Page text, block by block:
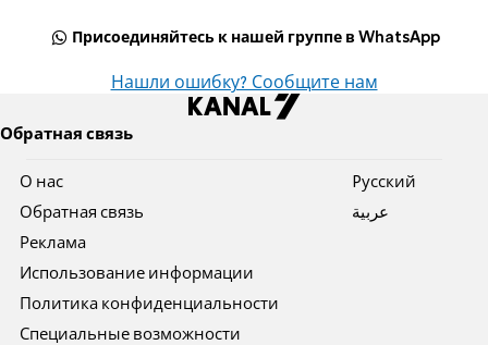
Присоединяйтесь к нашей группе в WhatsApp
Нашли ошибку? Сообщите нам
Обратная связь
О нас
Обратная связь
Реклама
Использование информации
Политика конфиденциальности
Специальные возможности
Pусский
عربية